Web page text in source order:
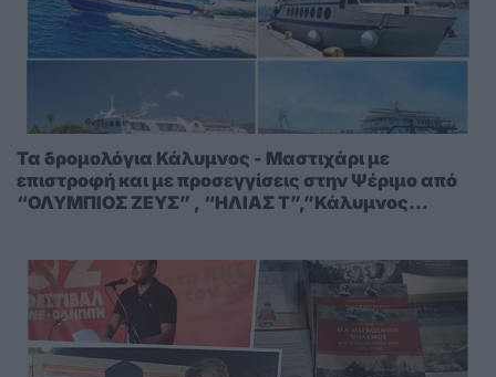
Τα δρομολόγια Κάλυμνος - Μαστιχάρι με
επιστροφή και με προσεγγίσεις στην Ψέριμο από
“ΟΛΥΜΠΙΟΣ ΖΕΥΣ” , “ΗΛΙΑΣ Τ”,”Κάλυμνος